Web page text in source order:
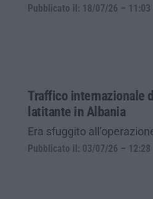
Pubblicato il: 18/07/26 – 11:03
Traffico internazionale
latitante in Albania
Era sfuggito
Pubblicato il: 03/07/26 – 12:28